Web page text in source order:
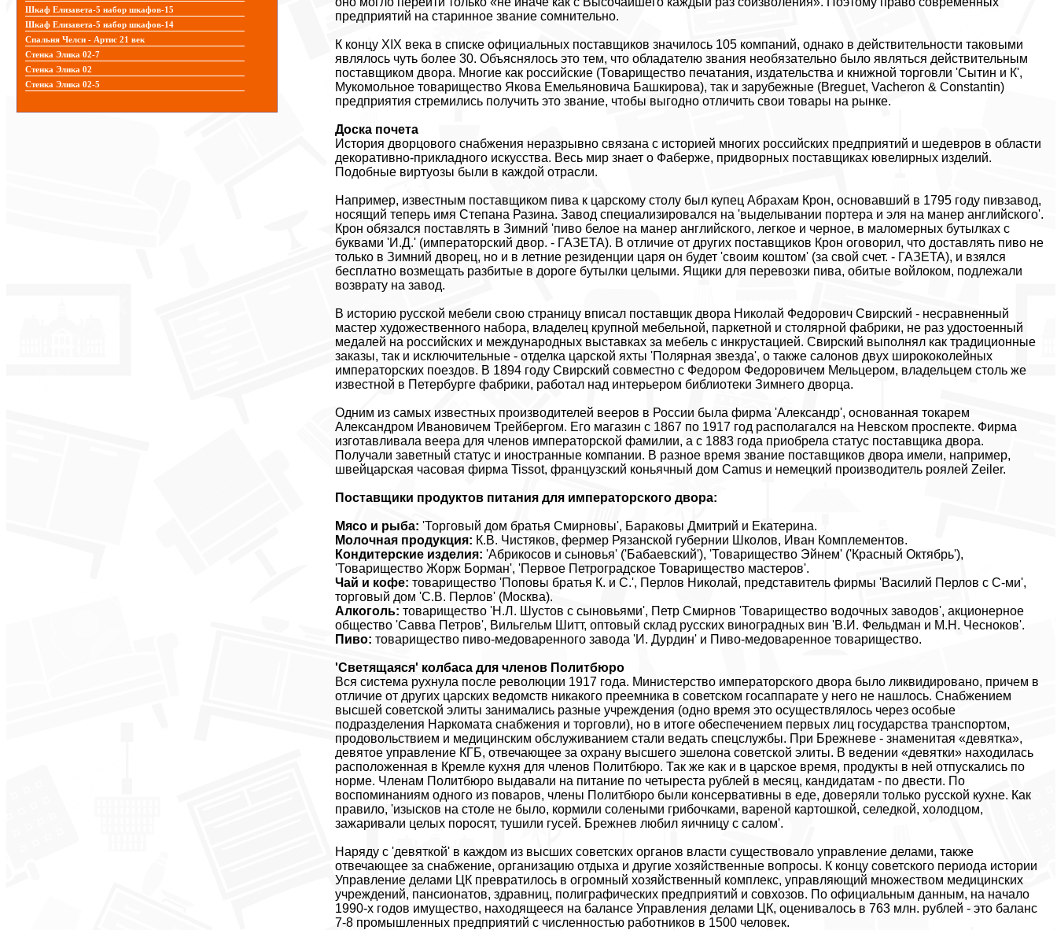
предприятий на старинное звание сомнительно.
К концу XIX века в списке официальных поставщиков значилось 105 компаний, однако в действительности таковыми
являлось чуть более 30. Объяснялось это тем, что обладателю звания необязательно было являться действительным
поставщиком двора. Многие как российские (Товарищество печатания, издательства и книжной торговли 'Сытин и К',
Мукомольное товарищество Якова Емельяновича Башкирова), так и зарубежные (Breguet, Vacheron & Constantin)
предприятия стремились получить это звание, чтобы выгодно отличить свои товары на рынке.
Доска почета
История дворцового снабжения неразрывно связана с историей многих российских предприятий и шедевров в области
декоративно-прикладного искусства. Весь мир знает о Фаберже, придворных поставщиках ювелирных изделий.
Подобные виртуозы были в каждой отрасли.
Например, известным поставщиком пива к царскому столу был купец Абрахам Крон, основавший в 1795 году пивзавод,
носящий теперь имя Степана Разина. Завод специализировался на 'выделывании портера и эля на манер английского'.
Крон обязался поставлять в Зимний 'пиво белое на манер английского, легкое и черное, в маломерных бутылках с
буквами 'И.Д.' (императорский двор. - ГАЗЕТА). В отличие от других поставщиков Крон оговорил, что доставлять пиво не
только в Зимний дворец, но и в летние резиденции царя он будет 'своим коштом' (за свой счет. - ГАЗЕТА), и взялся
бесплатно возмещать разбитые в дороге бутылки целыми. Ящики для перевозки пива, обитые войлоком, подлежали
возврату на завод.
В историю русской мебели свою страницу вписал поставщик двора Николай Федорович Свирский - несравненный
мастер художественного набора, владелец крупной мебельной, паркетной и столярной фабрики, не раз удостоенный
медалей на российских и международных выставках за мебель с инкрустацией. Свирский выполнял как традиционные
заказы, так и исключительные - отделка царской яхты 'Полярная звезда', о также салонов двух ширококолейных
императорских поездов. В 1894 году Свирский совместно с Федором Федоровичем Мельцером, владельцем столь же
известной в Петербурге фабрики, работал над интерьером библиотеки Зимнего дворца.
Одним из самых известных производителей вееров в России была фирма 'Александр', основанная токарем
Александром Ивановичем Трейбергом. Его магазин с 1867 по 1917 год располагался на Невском проспекте. Фирма
изготавливала веера для членов императорской фамилии, а с 1883 года приобрела статус поставщика двора.
Получали заветный статус и иностранные компании. В разное время звание поставщиков двора имели, например,
швейцарская часовая фирма Tissot, французский коньячный дом Camus и немецкий производитель роялей Zeiler.
Поставщики продуктов питания для императорского двора:
Мясо и рыба: 'Торговый дом братья Смирновы', Бараковы Дмитрий и Екатерина.
Молочная продукция: К.В. Чистяков, фермер Рязанской губернии Школов, Иван Комплементов.
Кондитерские изделия: 'Абрикосов и сыновья' ('Бабаевский'), 'Товарищество Эйнем' ('Красный Октябрь'),
'Товарищество Жорж Борман', 'Первое Петроградское Товарищество мастеров'.
Чай и кофе: товарищество 'Поповы братья К. и С.', Перлов Николай, представитель фирмы 'Василий Перлов с С-ми',
торговый дом 'С.В. Перлов' (Москва).
Алкоголь: товарищество 'Н.Л. Шустов с сыновьями', Петр Смирнов 'Товарищество водочных заводов', акционерное
общество 'Савва Петров', Вильгельм Шитт, оптовый склад русских виноградных вин 'В.И. Фельдман и М.Н. Чесноков'.
Пиво: товарищество пиво-медоваренного завода 'И. Дурдин' и Пиво-медоваренное товарищество.
'Светящаяся' колбаса для членов Политбюро
Вся система рухнула после революции 1917 года. Министерство императорского двора было ликвидировано, причем в
отличие от других царских ведомств никакого преемника в советском госаппарате у него не нашлось. Снабжением
высшей советской элиты занимались разные учреждения (одно время это осуществлялось через особые
подразделения Наркомата снабжения и торговли), но в итоге обеспечением первых лиц государства транспортом,
продовольствием и медицинским обслуживанием стали ведать спецслужбы. При Брежневе - знаменитая «девятка»,
девятое управление КГБ, отвечающее за охрану высшего эшелона советской элиты. В ведении «девятки» находилась
расположенная в Кремле кухня для членов Политбюро. Так же как и в царское время, продукты в ней отпускались по
норме. Членам Политбюро выдавали на питание по четыреста рублей в месяц, кандидатам - по двести. По
воспоминаниям одного из поваров, члены Политбюро были консервативны в еде, доверяли только русской кухне. Как
правило, 'изысков на столе не было, кормили солеными грибочками, вареной картошкой, селедкой, холодцом,
зажаривали целых поросят, тушили гусей. Брежнев любил яичницу с салом'.
Наряду с 'девяткой' в каждом из высших советских органов власти существовало управление делами, также
отвечающее за снабжение, организацию отдыха и другие хозяйственные вопросы. К концу советского периода истории
Управление делами ЦК превратилось в огромный хозяйственный комплекс, управляющий множеством медицинских
учреждений, пансионатов, здравниц, полиграфических предприятий и совхозов. По официальным данным, на начало
1990-х годов имущество, находящееся на балансе Управления делами ЦК, оценивалось в 763 млн. рублей - это баланс
7-8 промышленных предприятий с численностью работников в 1500 человек.
Шкаф Елизавета-5 набор шкафов-15
Шкаф Елизавета-5 набор шкафов-14
Спальня Челси - Артис 21 век
Стенка Элика 02-7
Стенка Элика 02
Стенка Элика 02-5